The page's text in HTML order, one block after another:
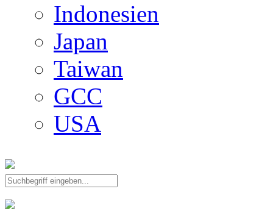
Indonesien
Japan
Taiwan
GCC
USA